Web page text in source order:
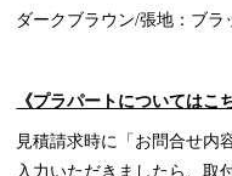
ダークブラウン/張地：ブ
《プラパートについてはこ
見積請求時に「お問合せ内
入力いただきましたら、取